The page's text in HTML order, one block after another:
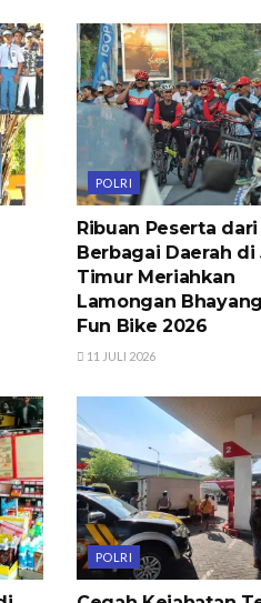
POLRI
Ribuan Peserta dari
Berbagai Daerah di
Timur Meriahkan
Lamongan
Fun Bike 2026
11 JULI 2026
POLRI